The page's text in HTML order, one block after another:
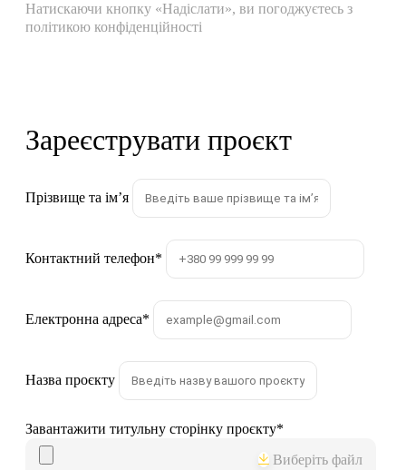
Натискаючи кнопку «Надіслати», ви погоджуєтесь з
політикою конфіденційності
Зареєструвати проєкт
Прізвище та імʼя
Контактний телефон*
Електронна адреса*
Назва проєкту
Завантажити титульну сторінку проєкту*
Виберіть файл